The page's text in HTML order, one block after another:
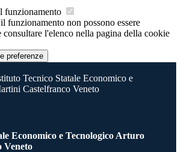
funzionamento
funzionamento non possono essere
l'elenco nella pagina della cookie
preferenze
Tecnico Statale Economico e
Castelfranco Veneto
Economico e Tecnologico Arturo
Veneto